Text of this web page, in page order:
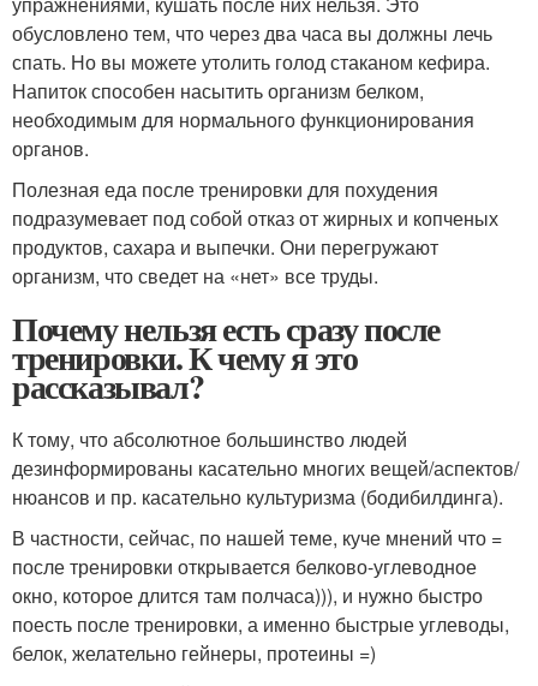
обусловлено тем, что через два часа вы должны лечь
спать. Но вы можете утолить голод стаканом кефира.
Напиток способен насытить организм белком,
необходимым для нормального функционирования
органов.
Полезная еда после тренировки для похудения
подразумевает под собой отказ от жирных и копченых
продуктов, сахара и выпечки. Они перегружают
организм, что сведет на «нет» все труды.
Почему нельзя есть сразу после
тренировки. К чему я это
рассказывал?
К тому, что абсолютное большинство людей
дезинформированы касательно многих вещей/аспектов/
нюансов и пр. касательно культуризма (бодибилдинга).
В частности, сейчас, по нашей теме, куче мнений что =
после тренировки открывается белково-углеводное
окно, которое длится там полчаса))), и нужно быстро
поесть после тренировки, а именно быстрые углеводы,
белок, желательно гейнеры, протеины =)